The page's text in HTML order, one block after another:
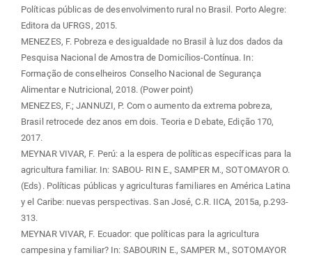
Políticas públicas de desenvolvimento rural no Brasil. Porto Alegre:
Editora da UFRGS, 2015.
MENEZES, F. Pobreza e desigualdade no Brasil à luz dos dados da
Pesquisa Nacional de Amostra de Domicílios-Contínua. In:
Formação de conselheiros Conselho Nacional de Segurança
Alimentar e Nutricional, 2018. (Power point)
MENEZES, F.; JANNUZI, P. Com o aumento da extrema pobreza,
Brasil retrocede dez anos em dois. Teoria e Debate, Edição 170,
2017.
MEYNAR VIVAR, F. Perú: a la espera de políticas específicas para la
agricultura familiar. In: SABOU- RIN E., SAMPER M., SOTOMAYOR O.
(Eds). Políticas públicas y agriculturas familiares en América Latina
y el Caribe: nuevas perspectivas. San José, C.R. IICA, 2015a, p.293-
313.
MEYNAR VIVAR, F. Ecuador: que políticas para la agricultura
campesina y familiar? In: SABOURIN E., SAMPER M., SOTOMAYOR